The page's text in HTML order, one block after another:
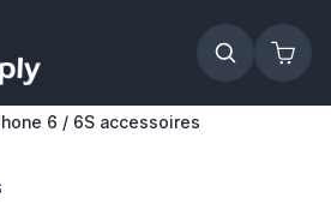
6 / 6S accessoires